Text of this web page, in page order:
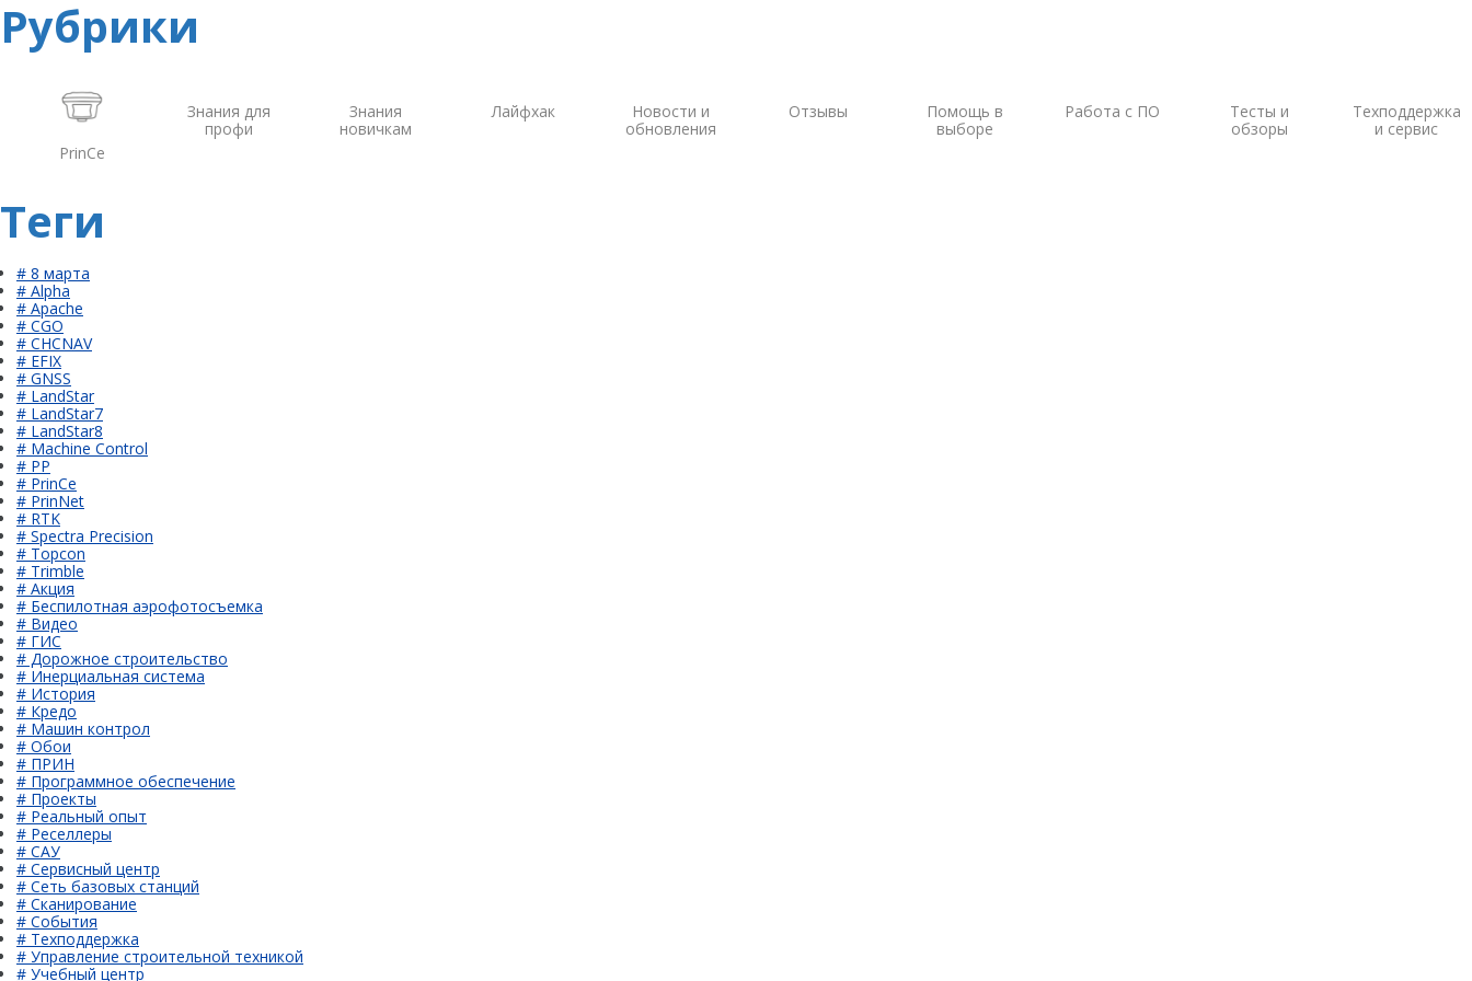
Рубрики
PrinCe
Знания для
профи
Знания
новичкам
Лайфхак
Новости и
обновления
Отзывы
Помощь в
выборе
Работа с ПО
Тесты и
обзоры
Техподдержка
и сервис
Теги
# 8 марта
# Alpha
# Apache
# CGO
# CHCNAV
# EFIX
# GNSS
# LandStar
# LandStar7
# LandStar8
# Machine Control
# PP
# PrinCe
# PrinNet
# RTK
# Spectra Precision
# Topcon
# Trimble
# Акция
# Беспилотная аэрофотосъемка
# Видео
# ГИС
# Дорожное строительство
# Инерциальная система
# История
# Кредо
# Машин контрол
# Обои
# ПРИН
# Программное обеспечение
# Проекты
# Реальный опыт
# Реселлеры
# САУ
# Сервисный центр
# Сеть базовых станций
# Сканирование
# События
# Техподдержка
# Управление строительной техникой
# Учебный центр